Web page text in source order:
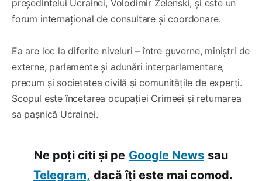
președintelui Ucrainei, Volodimir Zelenski, și este un
forum internațional de consultare și coordonare.
Ea are loc la diferite niveluri – între guverne, miniștri de
externe, parlamente și adunări interparlamentare,
precum și societatea civilă și comunitățile de experți.
Scopul este încetarea ocupației Crimeei și returnarea
sa pașnică Ucrainei.
Ne poți citi și pe Google News sau
Telegram, dacă îți este mai comod.